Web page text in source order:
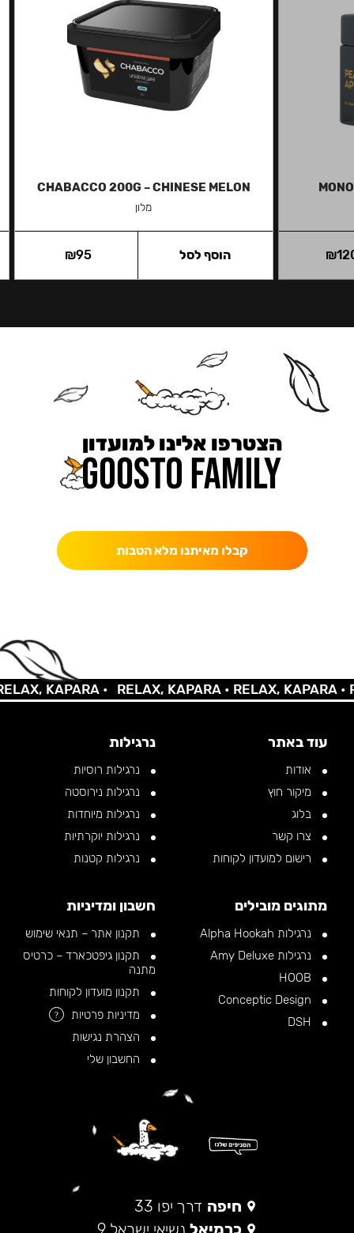
₪
CHABACCO 200G – CHINESE MELON
מלון
₪95 הוסף לסל
הצטרפו אלינו למועדון
קבלו מאיתנו מלא הטבות
KAPARA • RELAX, KAPARA •RELAX, KAPARA •
עוד באתר
אודות
מיקור חוץ
בלוג
צרו קשר
רישום למועדון לקוחות
נרגילות
נרגילות רוסיות
נרגילות נירוסטה
נרגילות מיוחדות
נרגילות יוקרתיות
נרגילות קטנות
מתוגים מובילים
נרגילות Alpha Hookah
נרגילות Amy Deluxe
חשבון ומדיניות
תקנון אתר – תנאי שימוש
תקנון גיפטכארד – כרטיס
מתנה
תקנון מועדון לקוחות
מדיניות פרטיות
?
הצהרת נגישות
החשבון שלי
חיפה דרך יפו 33
כרמיאל נשיאי ישראל 9